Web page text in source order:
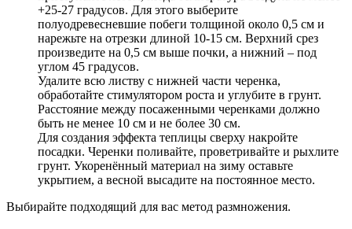
+25-27 градусов. Для этого выберите
полуодревесневшие побеги толщиной около 0,5 см и
нарежьте на отрезки длиной 10-15 см. Верхний срез
произведите на 0,5 см выше почки, а нижний – под
углом 45 градусов.
Удалите всю листву с нижней части черенка,
обработайте стимулятором роста и углубите в грунт.
Расстояние между посаженными черенками должно
быть не менее 10 см и не более 30 см.
Для создания эффекта теплицы сверху накройте
посадки. Черенки поливайте, проветривайте и рыхлите
грунт. Укоренённый материал на зиму оставьте
укрытием, а весной высадите на постоянное место.
Выбирайте подходящий для вас метод размножения.